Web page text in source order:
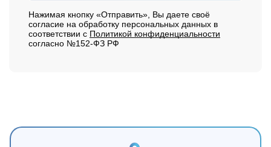
Нажимая кнопку «Отправить», Вы даете своё
согласие на обработку персональных данных в
соответствии с Политикой конфиденциальности
согласно №152-ФЗ РФ